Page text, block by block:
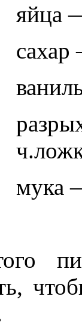
яйца
сахар
мука